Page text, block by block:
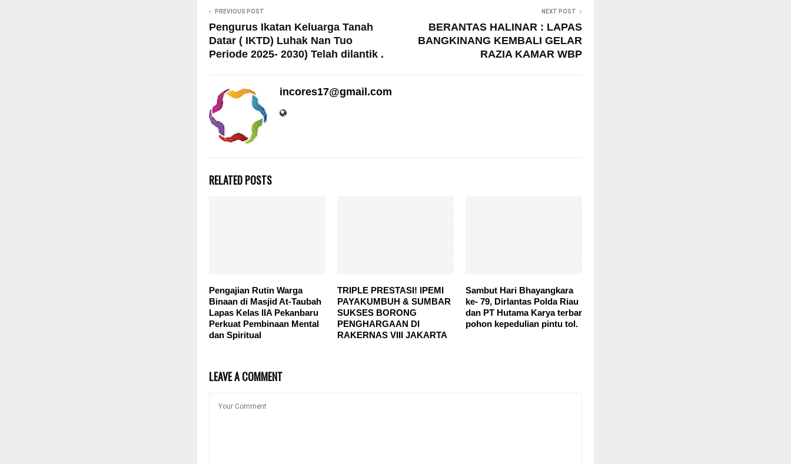
PREVIOUS POST
Pengurus Ikatan Keluarga Tanah
Datar ( IKTD) Luhak Nan Tuo
Periode 2025- 2030) Telah dilantik .
NEXT POST
BERANTAS HALINAR : LAPAS
BANGKINANG KEMBALI GELAR
RAZIA KAMAR WBP
incores17@gmail.com
RELATED POSTS
Pengajian Rutin Warga
Binaan di Masjid At-Taubah
Lapas Kelas IIA Pekanbaru
Perkuat Pembinaan Mental
dan Spiritual
TRIPLE PRESTASI! IPEMI
PAYAKUMBUH & SUMBAR
SUKSES BORONG
PENGHARGAAN DI
RAKERNAS VIII JAKARTA
Sambut Hari Bhayangkara
ke- 79, Dirlantas Polda Riau
dan PT Hutama Karya terbar
pohon kepedulian pintu tol.
LEAVE A COMMENT